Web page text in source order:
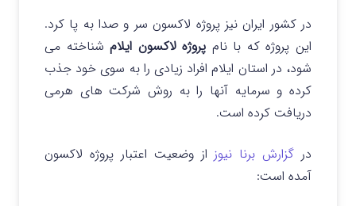
در کشور ایران نیز پروژه لاکسون سر و صدا به پا کرد.
این پروژه که با نام پروژه لاکسون ایلامشناخته می
شود، در استان ایلام افراد زیادی را به سوی خود جذب
کرده و سرمایه آنها را به روش شرکت های هرمی
دریافت کرده است.
در گزارش برنا نیوز از وضعیت اعتبار پروژه لاکسون
آمده است: